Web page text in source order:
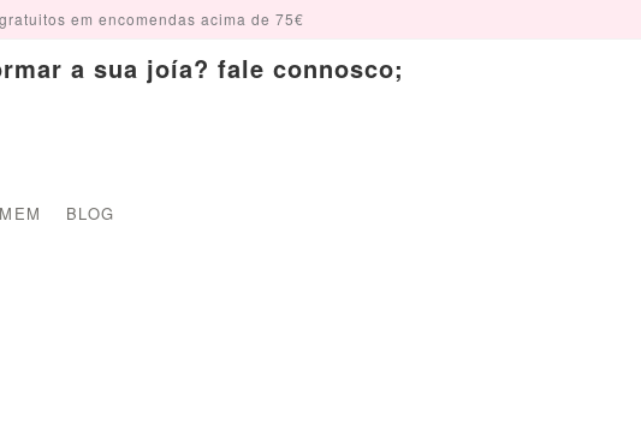
em encomendas acima de 75€
a sua joía? fale connosco;
BLOG